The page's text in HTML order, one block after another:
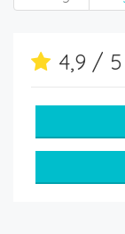
4,9 / 5